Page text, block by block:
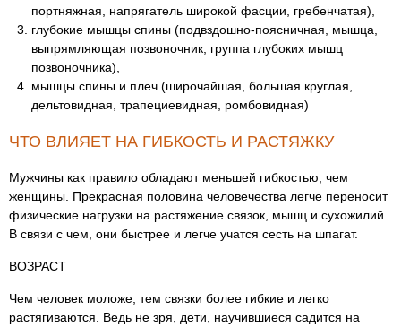
портняжная, напрягатель широкой фасции, гребенчатая),
глубокие мышцы спины (подвздошно-поясничная, мышца,
выпрямляющая позвоночник, группа глубоких мышц
позвоночника),
мышцы спины и плеч (широчайшая, большая круглая,
дельтовидная, трапециевидная, ромбовидная)
ЧТО ВЛИЯЕТ НА ГИБКОСТЬ И РАСТЯЖКУ
Мужчины как правило обладают меньшей гибкостью, чем
женщины. Прекрасная половина человечества легче переносит
физические нагрузки на растяжение связок, мышц и сухожилий.
В связи с чем, они быстрее и легче учатся сесть на шпагат.
ВОЗРАСТ
Чем человек моложе, тем связки более гибкие и легко
растягиваются. Ведь не зря, дети, научившиеся садится на